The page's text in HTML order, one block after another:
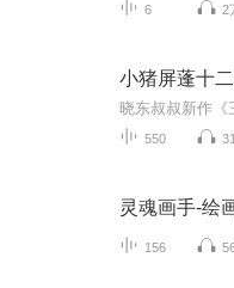
6 2
550
灵魂画手-绘
156